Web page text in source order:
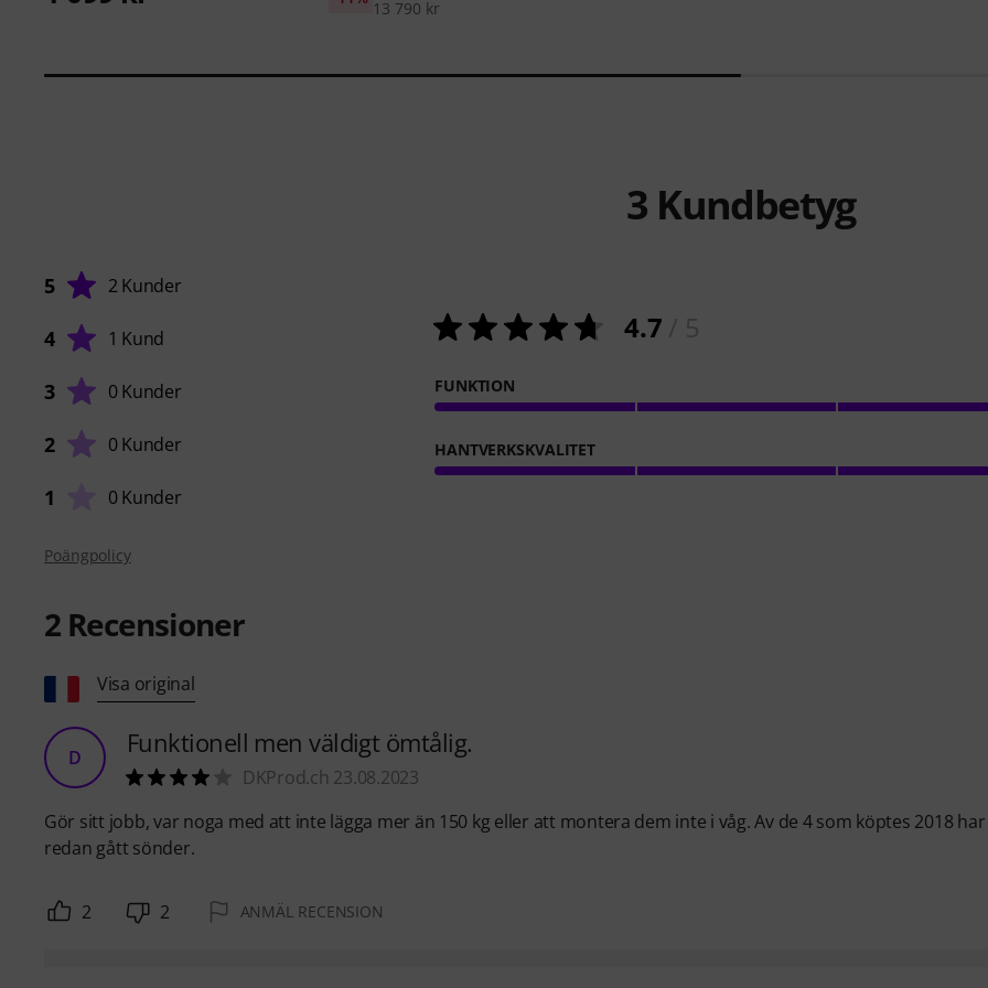
13 790 kr
3 Kundbetyg
5 2 Kunder
4 1 Kund
3 0 Kunder
2 0 Kunder
1 0 Kunder
4.7
FUNKTION
HANTVERKSKVALITET
Poängpolicy
2 Recensioner
Visa original
D Funktionell men väldigt ömtålig.
DKProd.ch 23.08.2023
Gör sitt jobb, var noga med att inte lägga mer än 150 kg eller att montera dem inte i våg. Av de 4 som köptes 2018
redan gått sönder.
2 2 ANMÄL RECENSION